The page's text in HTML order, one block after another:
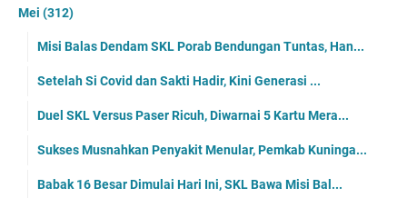
Mei (312)
Misi Balas Dendam SKL Porab Bendungan Tuntas, Han...
Setelah Si Covid dan Sakti Hadir, Kini Generasi ...
Duel SKL Versus Paser Ricuh, Diwarnai 5 Kartu Mera...
Sukses Musnahkan Penyakit Menular, Pemkab Kuninga...
Babak 16 Besar Dimulai Hari Ini, SKL Bawa Misi Bal...